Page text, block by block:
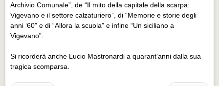
Archivio Comunale”, de “Il mito della capitale della scarpa:
Vigevano e il settore calzaturiero”, di “Memorie e storie degli
anni ‘60” e di “Allora la scuola” e infine “Un siciliano a
Vigevano”.
Si ricorderà anche Lucio Mastronardi a quarant’anni dalla sua
tragica scomparsa.